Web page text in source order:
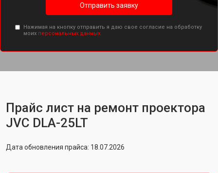
Отправить заявку
Нажимая на кнопку отправить я даю свое согласие на обработку
моих персональных данных.
Прайс лист на ремонт проектора
JVC DLA-25LT
Дата обновления прайса: 18.07.2026